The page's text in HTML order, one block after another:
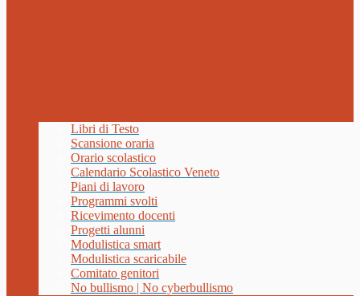
Libri di Testo
Scansione oraria
Orario scolastico
Calendario Scolastico Veneto
Piani di lavoro
Programmi svolti
Ricevimento docenti
Progetti alunni
Modulistica smart
Modulistica scaricabile
Comitato genitori
No bullismo | No cyberbullismo